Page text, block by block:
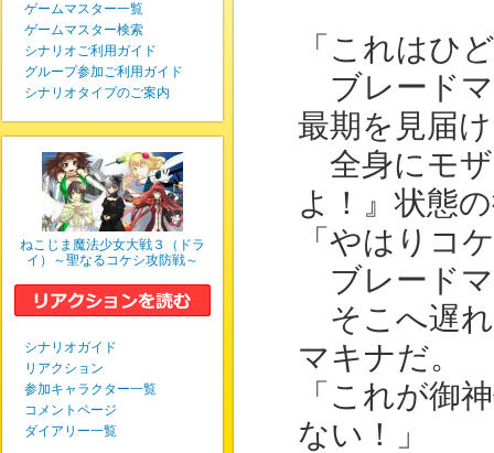
「これはひ
ブレードマ
最期を見届
全身にモザ
よ！』状態
「やはりコ
ブレードマ
そこへ遅
マキナだ。
「これが
ない！」
ゲームマスター一覧
ゲームマスター検索
シナリオご利用ガイド
グループ参加ご利用ガイド
シナリオタイプのご案内
ねこじま魔法少女大戦３（ドラ
イ）～聖なるコケシ攻防戦～
シナリオガイド
リアクション
参加キャラクター一覧
コメントページ
ダイアリー一覧